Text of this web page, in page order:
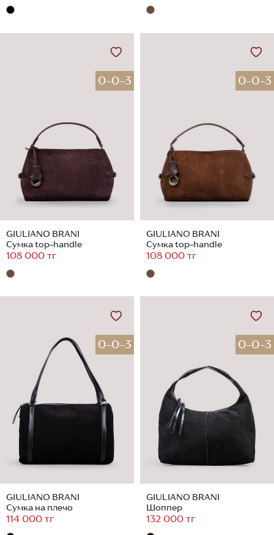
0-0-3
GIULIANO BRANI
Сумка top-handle
108 000 тг
0-0-3
GIULIANO BRANI
Сумка top-handle
108 000 тг
0-0-3
GIULIANO BRANI
Сумка на плечо
114 000 тг
0-0-3
GIULIANO BRANI
Шоппер
132 000 тг